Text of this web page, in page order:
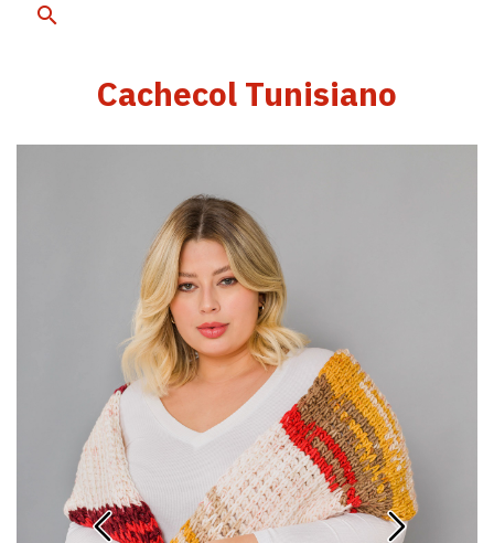
Cachecol Tunisiano